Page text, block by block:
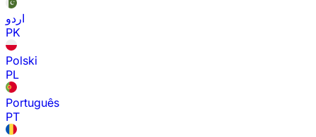
اردو
PK
Polski
PL
Português
PT